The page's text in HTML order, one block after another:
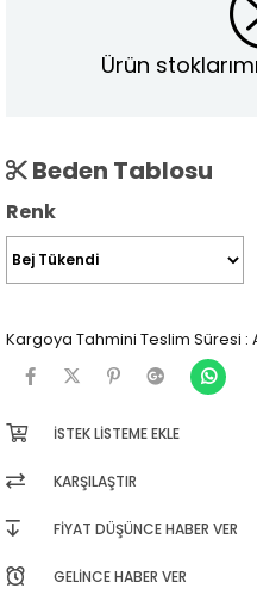
Ürün
Beden Tablosu
Renk
Kargoya Tahmini Teslim Süresi :
İSTEK LISTEME EKLE
KARŞILAŞTIR
FIYAT DÜŞÜNCE HABER VER
GELINCE HABER VER